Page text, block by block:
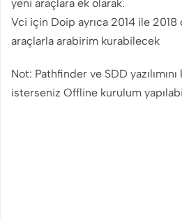
yeni araçlara ek olarak.
Vci için Doip ayrıca 2014 ile
araçlarla arabirim kurabilecek
Not: Pathfinder ve SDD
isterseniz Offline kurulum